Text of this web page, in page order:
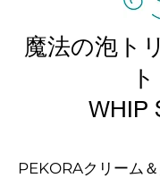
魔法の泡ト
ト
WHIP
PEKORAクリーム